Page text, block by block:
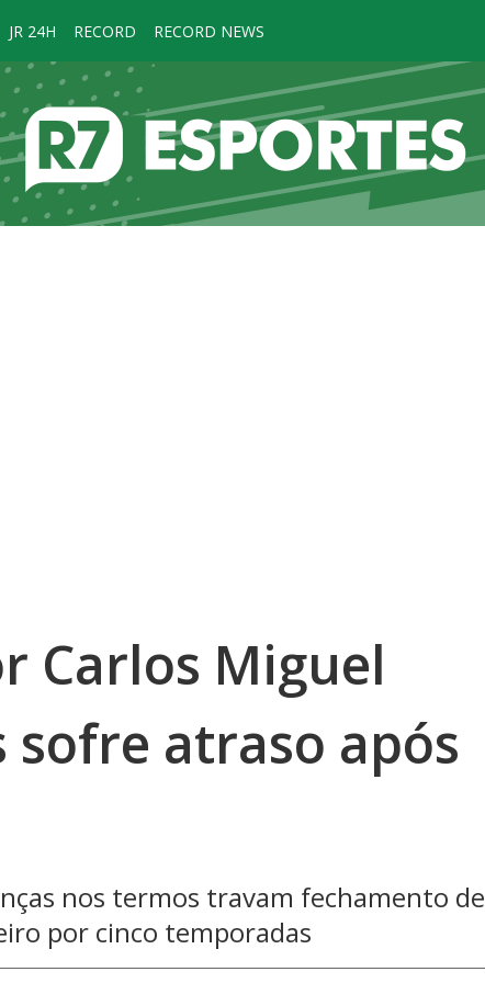
JR 24H RECORD RECORD NEWS
Carlos Miguel
atraso após
nos termos travam fechamento de
por cinco temporadas